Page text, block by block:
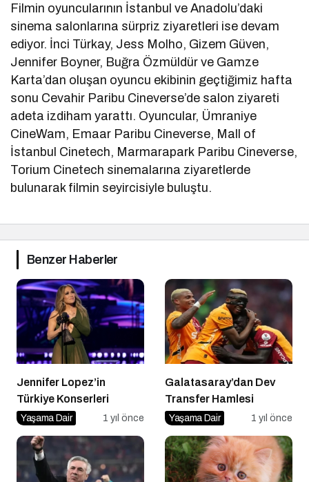
Filmin oyuncularının İstanbul ve Anadolu’daki
sinema salonlarına sürpriz ziyaretleri ise devam
ediyor. İnci Türkay, Jess Molho, Gizem Güven,
Jennifer Boyner, Buğra Özmüldür ve Gamze
Karta’dan oluşan oyuncu ekibinin geçtiğimiz hafta
sonu Cevahir Paribu Cineverse’de salon ziyareti
adeta izdiham yarattı. Oyuncular, Ümraniye
CineWam, Emaar Paribu Cineverse, Mall of
İstanbul Cinetech, Marmarapark Paribu Cineverse,
Torium Cinetech sinemalarına ziyaretlerde
bulunarak filmin seyircisiyle buluştu.
Benzer Haberler
Jennifer Lopez’in
Türkiye Konserleri
Yaşama Dair 1 yıl önce
Galatasaray’dan Dev
Transfer Hamlesi
Yaşama Dair 1 yıl önce